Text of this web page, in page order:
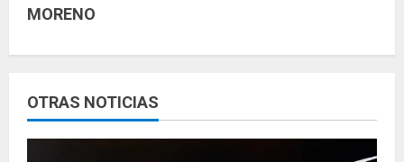
e
l
e
y
MORENO
OTRAS NOTICIAS